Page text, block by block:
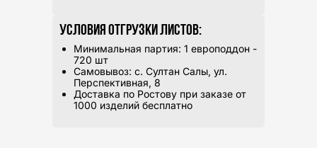
Минимальная партия: 1 европоддон -
720 шт
Самовывоз: с. Султан Салы, ул.
Перспективная, 8
Доставка по Ростову при заказе от
1000 изделий бесплатно
Условия отгрузки листов: